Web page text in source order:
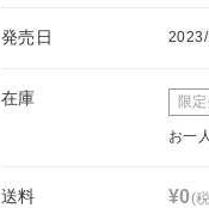
発売日
在庫 限
お一
送料 ¥0(